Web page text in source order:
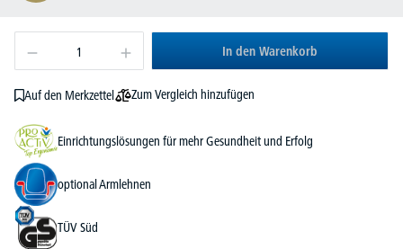
In den Warenkorb
Auf den Merkzettel Zum Vergleich hinzufügen
Einrichtungslösungen für mehr Gesundheit und Erfolg
optional Armlehnen
TÜV Süd